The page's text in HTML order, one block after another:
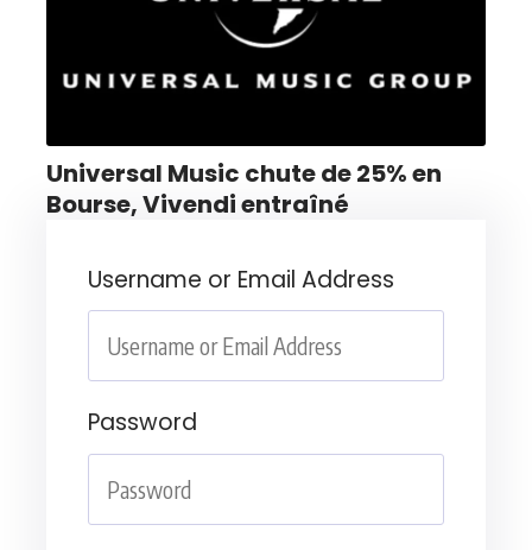
Universal Music chute de 25% en
Bourse, Vivendi entraîné
Username or Email Address
Password